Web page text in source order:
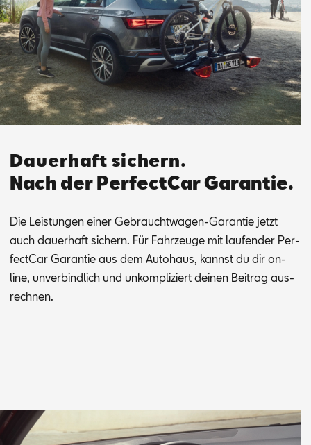
Dauerhaft sichern.
Nach der PerfectCar Garantie.
Die Leis­tun­gen ei­ner Ge­braucht­wa­gen-Ga­ran­tie jetzt
auch dau­er­haft si­chern. Für Fahr­zeu­ge mit lau­fen­der Per­
fec­t­Car Ga­ran­tie aus dem Au­to­haus, kannst du dir on­
line, un­ver­bind­lich und un­kom­pli­ziert dei­nen Bei­trag aus­
rech­nen.